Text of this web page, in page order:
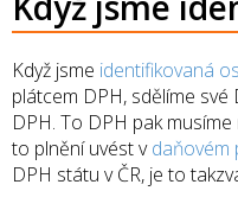
Když jsme identifikovaná
plátcem DPH, sdělíme
DPH. To DPH pak
to plnění uvést vdaňovém
DPH státu v ČR, je to